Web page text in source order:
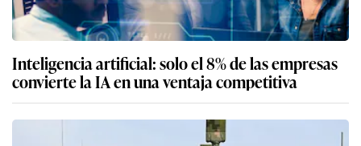
Inteligencia artificial: solo el 8% de las empresas
convierte la IA en una ventaja competitiva